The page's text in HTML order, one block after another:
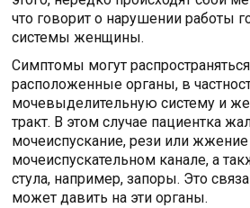
что говорит о нарушении работы
системы женщины.
Симптомы могут
расположенные органы, в
мочевыделительную систему и
тракт. В этом случае пациентка
мочеиспускание, рези или
мочеиспускательном канале, а
стула, например, запоры. Это
может давить на эти органы.